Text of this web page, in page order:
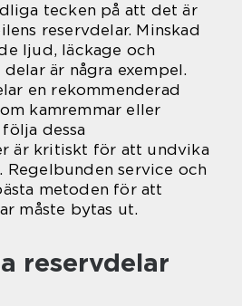
tecken på att det är
reservdelar. Minskad
ljud, läckage och
är några exempel.
en rekommenderad
kamremmar eller
dessa
är kritiskt för att undvika
service och
metoden för att
måste bytas ut.
reservdelar